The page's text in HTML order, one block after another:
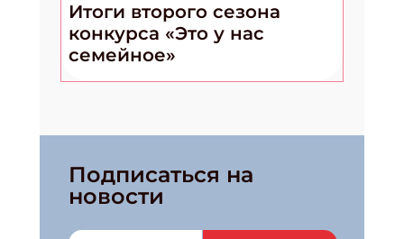
Итоги второго сезона
конкурса «Это у нас
семейное»
Подписаться на
новости